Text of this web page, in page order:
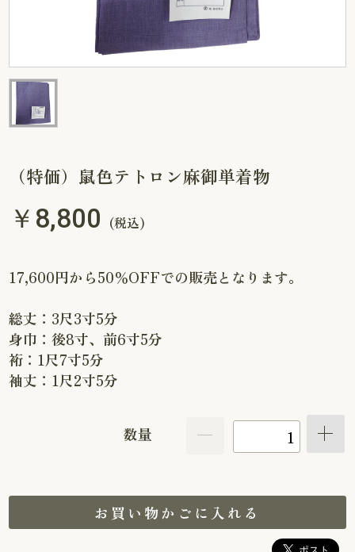
（特価）鼠色テトロン麻御単着物
￥8,800 (税込)
17,600円から50％OFFでの販売となります。
総丈：3尺3寸5分
身巾：後8寸、前6寸5分
裄：1尺7寸5分
袖丈：1尺2寸5分
数量
お買い物かごに入れる